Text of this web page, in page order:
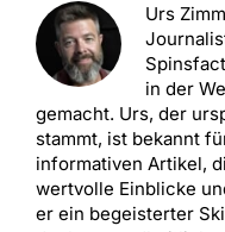
Urs
in der
gemacht. Urs, der
stammt, ist bekannt
informativen Artikel,
wertvolle Einblicke
er ein begeisterter